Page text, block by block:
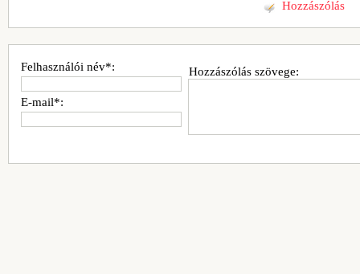
Hozzászólás
Hozzászólás szövege:
Felhasználói név*:
E-mail*: